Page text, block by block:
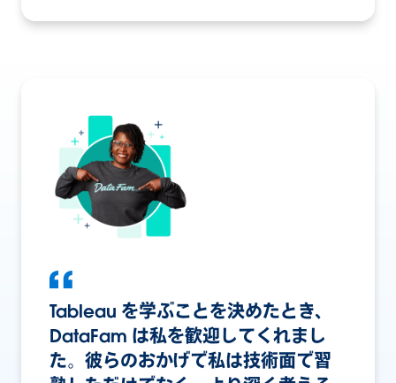
Tableau を学ぶことを決めたとき、
DataFam は私を歓迎してくれまし
た。彼らのおかげで私は技術面で習